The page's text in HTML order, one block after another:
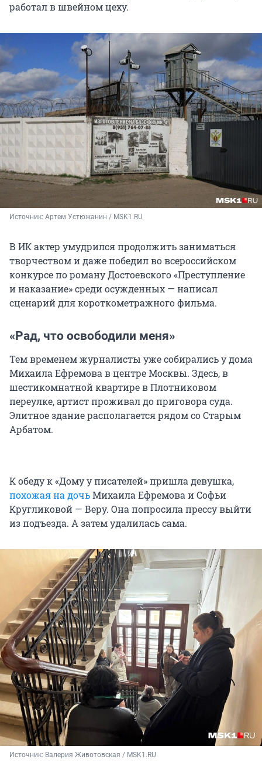
работал в швейном цеху.
Источник: Артем Устюжанин / MSK1.RU
В ИК актер умудрился продолжить заниматься
творчеством и даже победил во всероссийском
конкурсе по роману Достоевского «Преступление
и наказание» среди осужденных — написал
сценарий для короткометражного фильма.
«Рад, что освободили меня»
Тем временем журналисты уже собирались у дома
Михаила Ефремова в центре Москвы. Здесь, в
шестикомнатной квартире в Плотниковом
переулке, артист проживал до приговора суда.
Элитное здание располагается рядом со Старым
Арбатом.
К обеду к «Дому у писателей» пришла девушка,
похожая на дочьМихаила Ефремова и Софьи
Кругликовой — Веру. Она попросила прессу выйти
из подъезда. А затем удалилась сама.
Источник: Валерия Животовская / MSK1.RU